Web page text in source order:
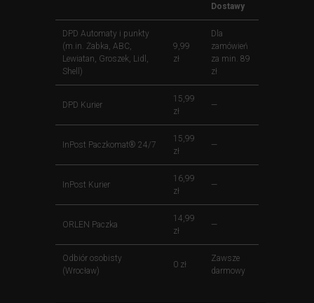
Dostawy
DPD Automaty i punkty
(m.in. Żabka, ABC,
Lewiatan, Groszek, Lidl,
Shell)
9,99
zł
Dla
zamówień
za min. 89
zł
DPD Kurier
15,99
zł
—
InPost Paczkomat® 24/7
15,99
zł
—
InPost Kurier
16,99
zł
—
ORLEN Paczka
14,99
zł
—
Odbiór osobisty
(Wrocław)
0 zł
Zawsze
darmowy